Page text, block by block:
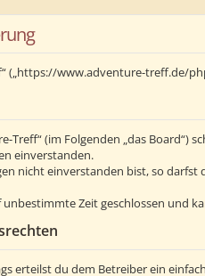
(„https://www.adventure-treff.de/
Treff“ (im Folgenden „das Board“)
einverstanden.
nicht einverstanden bist, so
Zeit geschlossen und
erteilst du dem Betreiber ein